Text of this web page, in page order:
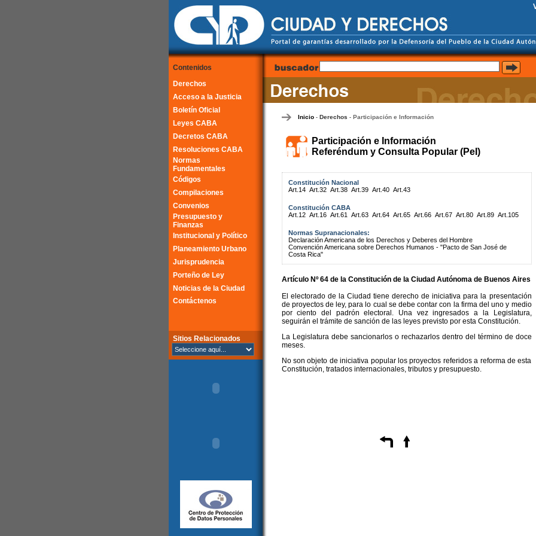
Contenidos
Derechos
Acceso a la Justicia
Boletín Oficial
Leyes CABA
Decretos CABA
Resoluciones CABA
Normas
Fundamentales
Códigos
Compilaciones
Convenios
Presupuesto y
Finanzas
Institucional y Político
Planeamiento Urbano
Jurisprudencia
Porteño de Ley
Noticias de la Ciudad
Contáctenos
Sitios Relacionados
Inicio- Derechos - Participación e Información
Participación e Información
Referéndum y Consulta Popular (PeI)
Constitución Nacional
Art.14 Art.32 Art.38 Art.39 Art.40 Art.43
Constitución CABA
Art.12 Art.16 Art.61 Art.63 Art.64 Art.65 Art.66 Art.67 Art.80 Art.89 Art.105
Normas Supranacionales:
Declaración Americana de los Derechos y Deberes del Hombre
Convención Americana sobre Derechos Humanos - "Pacto de San José de
Costa Rica"
Artículo Nº 64 de la Constituciónde la Ciudad Autónoma de Buenos Aires
El electorado de la Ciudad tiene derecho de iniciativa para la presentación
de proyectos de ley, para lo cual se debe contar con la firma del uno y medio
por ciento del padrón electoral. Una vez ingresados a la Legislatura,
seguirán el trámite de sanción de las leyes previsto por esta Constitución.
La Legislatura debe sancionarlos o rechazarlos dentro del término de doce
meses.
No son objeto de iniciativa popular los proyectos referidos a reforma de esta
Constitución, tratados internacionales, tributos y presupuesto.